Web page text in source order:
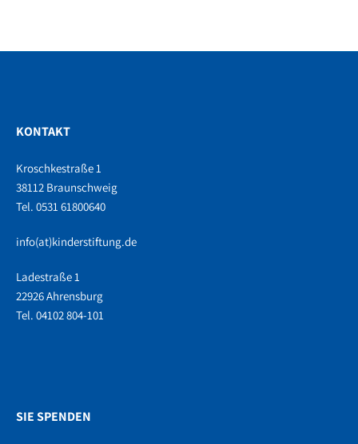
KONTAKT
Kroschkestraße 1
38112 Braunschweig
Tel. 0531 61800640
info(at)kinderstiftung.de
Ladestraße 1
22926 Ahrensburg
Tel. 04102 804-101
SIE SPENDEN